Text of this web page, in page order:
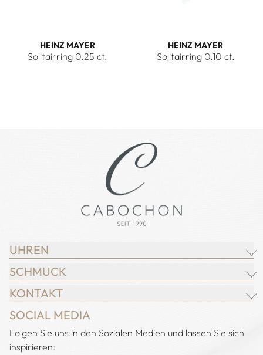
HEINZ MAYER
Solitairring 0.25 ct.
HEINZ MAYER
Solitairring 0.10 ct.
UHREN
BREITLING
CHOPARD
IWC SCHAFFHAUSEN
JACOB & CO.
SCHMUCK
JUWELIER CABOCHON
CHOPARD
DEMEGLIO
KONTAKT
Adresse:
Juwelier Cabochon
Alstertal EKZ, Heegbarg 31
SOCIAL MEDIA
Folgen Sie uns in den Sozialen Medien und lassen Sie sich
inspirieren: